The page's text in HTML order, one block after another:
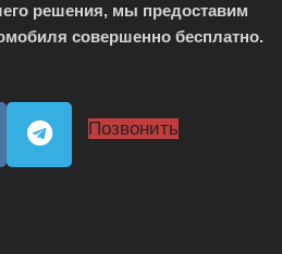
решения, мы предоставим
совершенно бесплатно.
Позвонить